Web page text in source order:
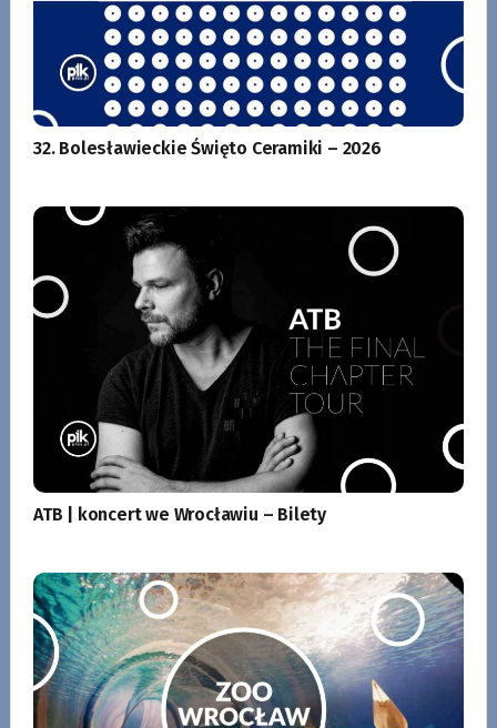
32. Bolesławieckie Święto Ceramiki – 2026
ATB | koncert we Wrocławiu – Bilety